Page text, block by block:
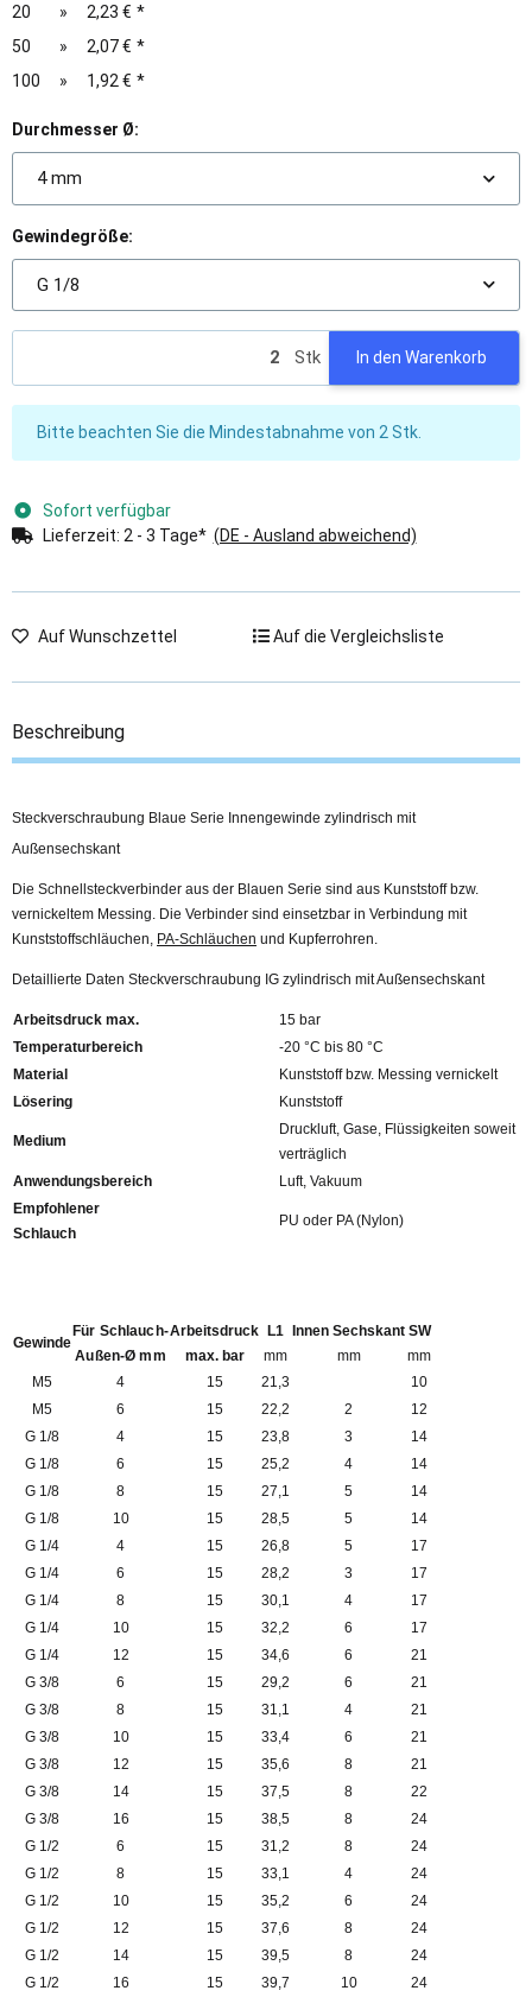
20
» 2,23 € *
50
» 2,07 € *
100
» 1,92 € *
Durchmesser Ø:
4 mm
Gewindegröße:
G 1/8
Stk In den Warenkorb
x
Bitte beachten Sie die Mindestabnahme von 2 Stk.
Sofort verfügbar
Lieferzeit: 2 - 3 Tage* (DE - Ausland abweichend)
Auf Wunschzettel Auf die Vergleichsliste
Beschreibung
Steckverschraubung Blaue Serie Innengewinde zylindrisch mit
Außensechskant
Die Schnellsteckverbinder aus der Blauen Serie sind aus Kunststoff bzw.
vernickeltem Messing. Die Verbinder sind einsetzbar in Verbindung mit
Kunststoffschläuchen, PA-Schläuchen und Kupferrohren.
Detaillierte Daten Steckverschraubung IG zylindrisch mit Außensechskant
Arbeitsdruck max.
15 bar
Temperaturbereich
-20 °C bis 80 °C
Material
Kunststoff bzw. Messing vernickelt
Lösering
Kunststoff
Medium
Druckluft, Gase, Flüssigkeiten soweit
verträglich
Anwendungsbereich
Luft, Vakuum
Empfohlener
Schlauch
PU oder PA (Nylon)
Gewinde
Für Schlauch-
Außen-Ø mm
Arbeitsdruck
max. bar
L1
mm
Innen Sechskant
mm
SW
mm
M5
4 15 21,3
10
M5
6 15 22,2 2
12
G 1/8
4 15 23,8 3
14
G 1/8
6 15 25,2 4
14
G 1/8
8 15 27,1 5
14
G 1/8
10 15 28,5 5
14
G 1/4
4 15 26,8 5
17
G 1/4
6 15 28,2 3
17
G 1/4
8 15 30,1 4
17
G 1/4
10 15 32,2 6
17
G 1/4
12 15 34,6 6
21
G 3/8
6 15 29,2 6
21
G 3/8
8 15 31,1 4
21
G 3/8
10 15 33,4 6
21
G 3/8
12 15 35,6 8
21
G 3/8
14 15 37,5 8
22
G 3/8
16 15 38,5 8
24
G 1/2
6 15 31,2 8
24
G 1/2
8 15 33,1 4
24
G 1/2
10 15 35,2 6
24
G 1/2
12 15 37,6 8
24
G 1/2
14 15 39,5 8
24
G 1/2
16 15 39,7 10 24